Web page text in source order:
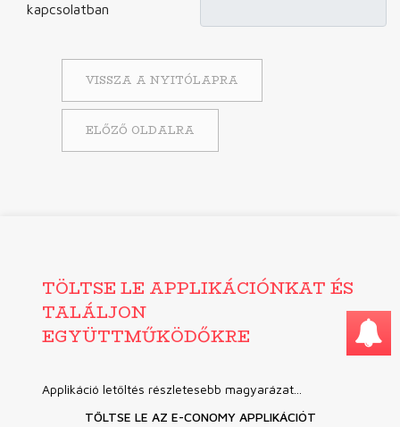
kapcsolatban
VISSZA A NYITÓLAPRA
ELŐZŐ OLDALRA
TÖLTSE LE APPLIKÁCIÓNKAT ÉS
TALÁLJON
EGYÜTTMŰKÖDŐKRE
Applikáció letöltés részletesebb magyarázat...
TÖLTSE LE AZ E-CONOMY APPLIKÁCIÓT